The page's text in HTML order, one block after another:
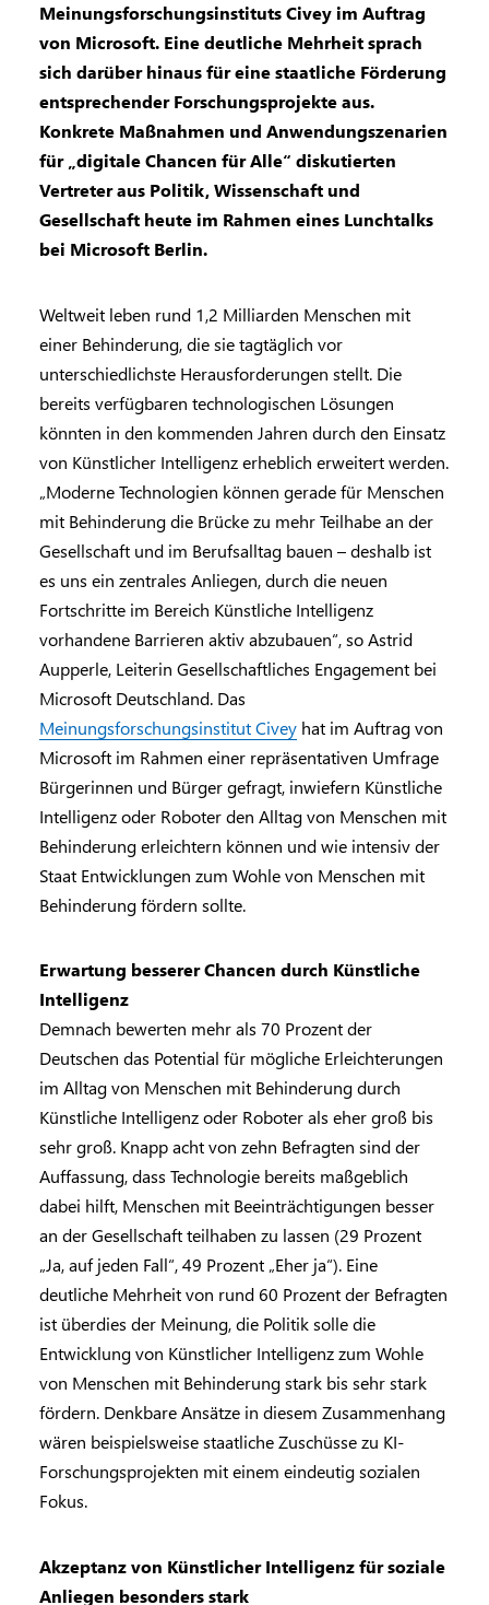
Meinungsforschungsinstituts Civey im Auftrag
von Microsoft. Eine deutliche Mehrheit sprach
sich darüber hinaus für eine staatliche Förderung
entsprechender Forschungsprojekte aus.
Konkrete Maßnahmen und Anwendungszenarien
für „digitale Chancen für Alle“ diskutierten
Vertreter aus Politik, Wissenschaft und
Gesellschaft heute im Rahmen eines Lunchtalks
bei Microsoft Berlin.
Weltweit leben rund 1,2 Milliarden Menschen mit
einer Behinderung, die sie tagtäglich vor
unterschiedlichste Herausforderungen stellt. Die
bereits verfügbaren technologischen Lösungen
könnten in den kommenden Jahren durch den Einsatz
von Künstlicher Intelligenz erheblich erweitert werden.
„Moderne Technologien können gerade für Menschen
mit Behinderung die Brücke zu mehr Teilhabe an der
Gesellschaft und im Berufsalltag bauen – deshalb ist
es uns ein zentrales Anliegen, durch die neuen
Fortschritte im Bereich Künstliche Intelligenz
vorhandene Barrieren aktiv abzubauen“, so Astrid
Aupperle, Leiterin Gesellschaftliches Engagement bei
Microsoft Deutschland. Das
Meinungsforschungsinstitut Civey hat im Auftrag von
Microsoft im Rahmen einer repräsentativen Umfrage
Bürgerinnen und Bürger gefragt, inwiefern Künstliche
Intelligenz oder Roboter den Alltag von Menschen mit
Behinderung erleichtern können und wie intensiv der
Staat Entwicklungen zum Wohle von Menschen mit
Behinderung fördern sollte.
Erwartung besserer Chancen durch Künstliche
Intelligenz
Demnach bewerten mehr als 70 Prozent der
Deutschen das Potential für mögliche Erleichterungen
im Alltag von Menschen mit Behinderung durch
Künstliche Intelligenz oder Roboter als eher groß bis
sehr groß. Knapp acht von zehn Befragten sind der
Auffassung, dass Technologie bereits maßgeblich
dabei hilft, Menschen mit Beeinträchtigungen besser
an der Gesellschaft teilhaben zu lassen (29 Prozent
„Ja, auf jeden Fall“, 49 Prozent „Eher ja“). Eine
deutliche Mehrheit von rund 60 Prozent der Befragten
ist überdies der Meinung, die Politik solle die
Entwicklung von Künstlicher Intelligenz zum Wohle
von Menschen mit Behinderung stark bis sehr stark
fördern. Denkbare Ansätze in diesem Zusammenhang
wären beispielsweise staatliche Zuschüsse zu KI-
Forschungsprojekten mit einem eindeutig sozialen
Fokus.
Akzeptanz von Künstlicher Intelligenz für soziale
Anliegen besonders stark